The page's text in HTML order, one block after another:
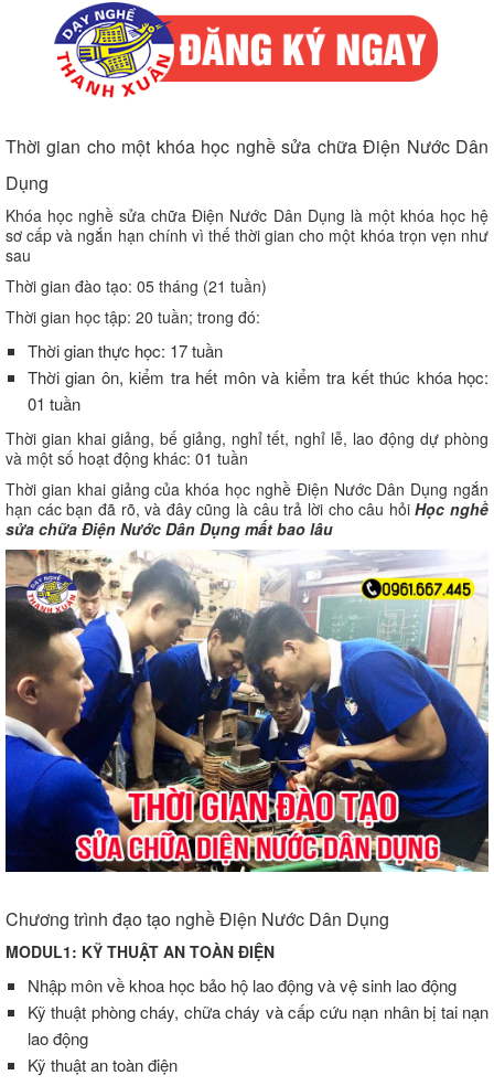
Thời gian cho một khóa học nghề sửa chữa Điện Nước Dân
Dụng
Khóa học nghề sửa chữa Điện Nước Dân Dụng là một khóa học hệ
sơ cấp và ngắn hạn chính vì thế thời gian cho một khóa trọn vẹn như
sau
Thời gian đào tạo: 05 tháng (21 tuần)
Thời gian học tập: 20 tuần; trong đó:
Thời gian thực học: 17 tuần
Thời gian ôn, kiểm tra hết môn và kiểm tra kết thúc khóa học:
01 tuần
Thời gian khai giảng, bế giảng, nghỉ tết, nghỉ lễ, lao động dự phòng
và một số hoạt động khác: 01 tuần
Thời gian khai giảng của khóa học nghề Điện Nước Dân Dụng ngắn
hạn các bạn đã rõ, và đây cũng là câu trả lời cho câu hỏiHọc nghề
sửa chữa Điện Nước Dân Dụng mất bao lâu
Chương trình đạo tạo nghề Điện Nước Dân Dụng
MODUL1: KỸ THUẬT AN TOÀN ĐIỆN
Nhập môn về khoa học bảo hộ lao động và vệ sinh lao động
Kỹ thuật phòng cháy, chữa cháy và cấp cứu nạn nhân bị tai nạn
lao động
Kỹ thuật an toàn điện